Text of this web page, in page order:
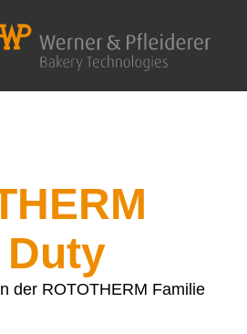
Duty
der ROTOTHERM Familie